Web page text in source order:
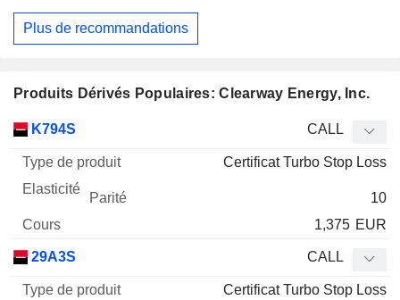
Plus de recommandations
Produits Dérivés Populaires: Clearway Energy, Inc.
Mnemo Type produit
Parité Cours
K794S CALL
Certificat Turbo Stop Loss
10
1,375 EUR
29A3S CALL
Certificat Turbo Stop Loss